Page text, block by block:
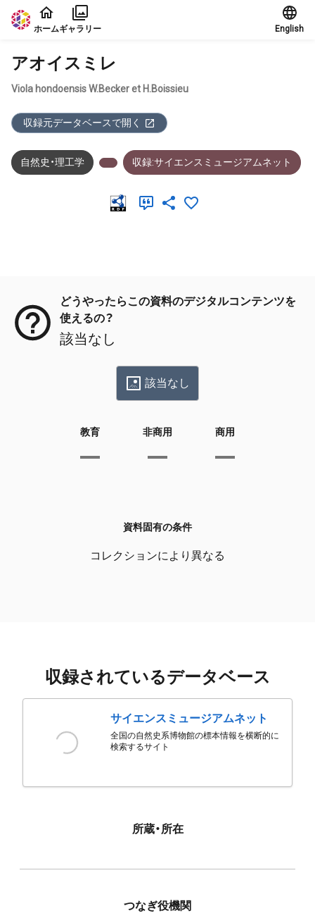
本文に飛ぶ
ホームギャラリー English
アオイスミレ
Viola hondoensis W.Becker et H.Boissieu
収録元データベースで開く
自然史・理工学 収録:サイエンスミュージアムネット
どうやったらこの資料のデジタルコンテンツを
使えるの？
該当なし
該当なし
教育 非商用 商用
資料固有の条件
コレクションにより異なる
収録されているデータベース
サイエンスミュージアムネット
全国の自然史系博物館の標本情報を横断的に
検索するサイト
所蔵・所在
つなぎ役機関